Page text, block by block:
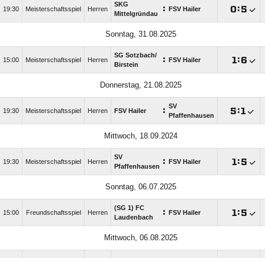
19:30 Meisterschaftsspiel Herren
SKG
Mittelgründau
: FSV Hailer :
Sonntag, 31.08.2025
15:00 Meisterschaftsspiel Herren
SG Sotzbach/​
Birstein
: FSV Hailer :
Donnerstag, 21.08.2025
19:30 Meisterschaftsspiel Herren FSV Hailer : SV
Pfaffenhausen
:
Mittwoch, 18.09.2024
19:30 Meisterschaftsspiel Herren
SV
Pfaffenhausen : FSV Hailer :
Sonntag, 06.07.2025
15:00 Freundschaftsspiel Herren
(SG 1) FC
Laudenbach
: FSV Hailer :
Mittwoch, 06.08.2025